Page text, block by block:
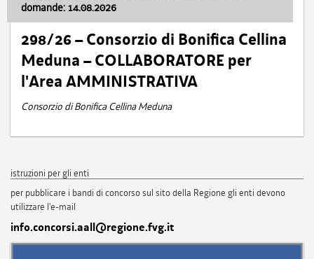
domande: 14.08.2026
298/26 – Consorzio di Bonifica Cellina
Meduna – COLLABORATORE per
l'Area AMMINISTRATIVA
Consorzio di Bonifica Cellina Meduna
istruzioni per gli enti
per pubblicare i bandi di concorso sul sito della Regione gli enti devono
utilizzare l'e-mail
info.concorsi.aall@regione.fvg.it